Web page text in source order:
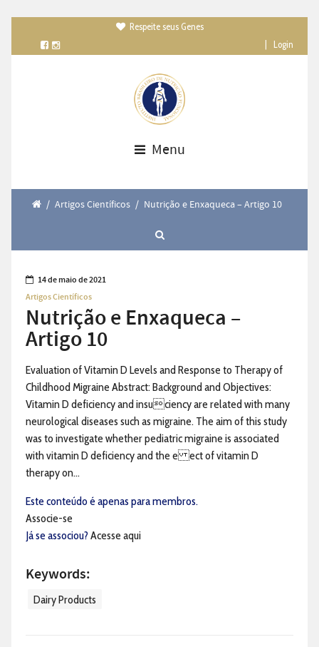
Respeite seus Genes
Login
Menu
/ Artigos Científicos / Nutrição e Enxaqueca – Artigo 10
14 de maio de 2021
Artigos Científicos
Nutrição e Enxaqueca –
Artigo 10
Evaluation of Vitamin D Levels and Response to Therapy of
Childhood Migraine Abstract: Background and Objectives:
Vitamin D deficiency and insuciency are related with many
neurological diseases such as migraine. The aim of this study
was to investigate whether pediatric migraine is associated
with vitamin D deficiency and the e ect of vitamin D
therapy on...
Este conteúdo é apenas para membros.
Associe-se
Já se associou? Acesse aqui
Keywords:
Dairy Products